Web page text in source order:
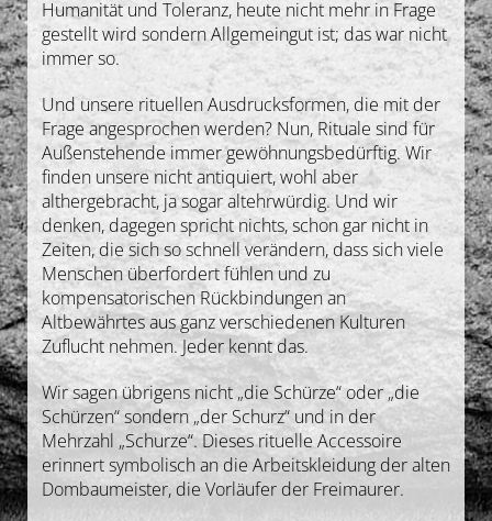
Gedanken
Deutsch
Humanität und Toleranz, heute nicht mehr in Frage
gestellt wird sondern Allgemeingut ist; das war nicht
immer so.
Und unsere rituellen Ausdrucksformen, die mit der
Frage angesprochen werden? Nun, Rituale sind für
Außenstehende immer gewöhnungsbedürftig. Wir
finden unsere nicht antiquiert, wohl aber
althergebracht, ja sogar altehrwürdig. Und wir
denken, dagegen spricht nichts, schon gar nicht in
Zeiten, die sich so schnell verändern, dass sich viele
Menschen überfordert fühlen und zu
kompensatorischen Rückbindungen an
Altbewährtes aus ganz verschiedenen Kulturen
Zuflucht nehmen. Jeder kennt das.
Wir sagen übrigens nicht „die Schürze“ oder „die
Schürzen“ sondern „der Schurz“ und in der
Mehrzahl „Schurze“. Dieses rituelle Accessoire
erinnert symbolisch an die Arbeitskleidung der alten
Dombaumeister, die Vorläufer der Freimaurer.